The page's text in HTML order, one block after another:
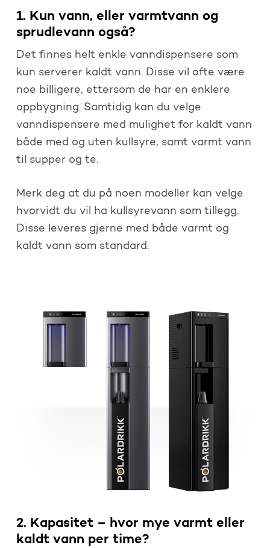
1. Kun vann, eller varmtvann og
sprudlevann også?
Det finnes helt enkle vanndispensere som
kun serverer kaldt vann. Disse vil ofte være
noe billigere, ettersom de har en enklere
oppbygning. Samtidig kan du velge
vanndispensere med mulighet for kaldt vann
både med og uten kullsyre, samt varmt vann
til supper og te.
Merk deg at du på noen modeller kan velge
hvorvidt du vil ha kullsyrevann som tillegg.
Disse leveres gjerne med både varmt og
kaldt vann som standard.
2. Kapasitet – hvor mye varmt eller
kaldt vann per time?